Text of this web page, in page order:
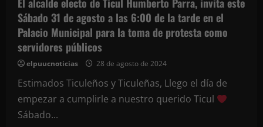
Sábado 31 de agosto a las 6:00 de la tarde en el
Palacio Municipal para la toma de protesta como
servidores públicos
elpuucnoticias 28 de agosto de 2024
Estimados Ticuleños y Ticuleñas, Llego el día de
empezar a cumplirle a nuestro querido Ticul
Sábado...